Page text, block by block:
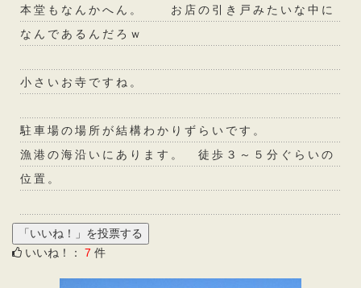
本堂もなんかへん。 お店の引き戸みたいな中に
なんであるんだろｗ
小さいお寺ですね。
駐車場の場所が結構わかりずらいです。
漁港の海沿いにあります。 徒歩３～５分ぐらいの
位置。
いいね！： 7 件